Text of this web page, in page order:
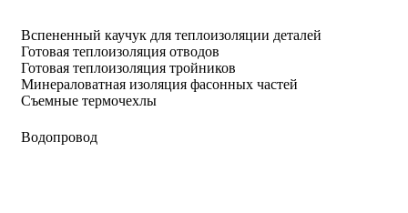
Вспененный каучук для теплоизоляции деталей
Готовая теплоизоляция отводов
Готовая теплоизоляция тройников
Минераловатная изоляция фасонных частей
Съемные термочехлы
Водопровод